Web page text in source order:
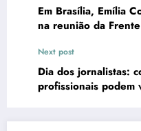
Em Brasília, Emília
na reunião da
Next post
Dia dos jornalistas:
profissionais podem